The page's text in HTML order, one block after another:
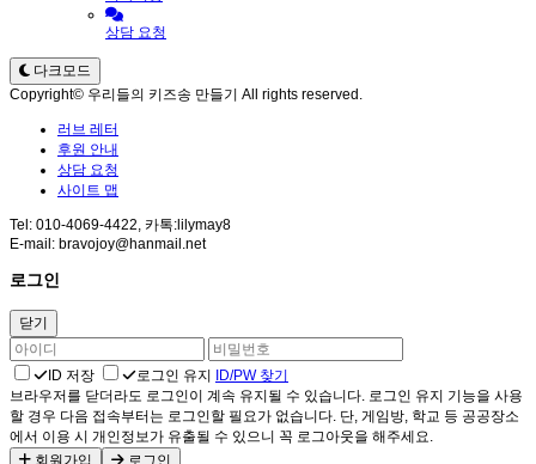
상담 요청
다크모드
Copyright© 우리들의 키즈송 만들기 All rights reserved.
러브 레터
후원 안내
상담 요청
사이트 맵
Tel: 010-4069-4422, 카톡:lilymay8
E-mail: bravojoy@hanmail.net
로그인
닫기
ID 저장 로그인 유지 ID/PW 찾기
브라우저를 닫더라도 로그인이 계속 유지될 수 있습니다. 로그인 유지 기능을 사용
할 경우 다음 접속부터는 로그인할 필요가 없습니다. 단, 게임방, 학교 등 공공장소
에서 이용 시 개인정보가 유출될 수 있으니 꼭 로그아웃을 해주세요.
회원가입
로그인